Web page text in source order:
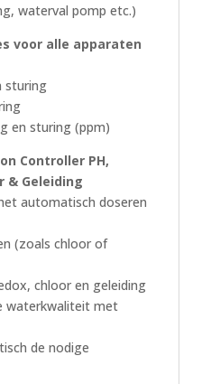
waterval pomp etc.)
voor alle apparaten
sturing
en sturing (ppm)
Controller PH,
& Geleiding
automatisch doseren
(zoals chloor of
chloor en geleiding
waterkwaliteit met
de nodige